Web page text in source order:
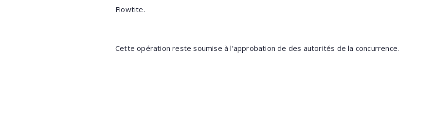
Flowtite.
Cette opération reste soumise à l’approbation de des autorités de la concurrence.